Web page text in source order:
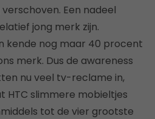
Een nadeel
jong merk zijn.
kende nog maar 40 procent
merk. Dus de awareness
nu veel tv-reclame in,
HTC slimmere mobieltjes
tot de vier grootste